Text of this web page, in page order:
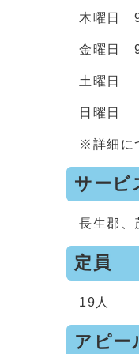
木曜日
金曜日
土曜日
日曜日
※詳細に
サービ
長生郡、
定員
19人
アピー